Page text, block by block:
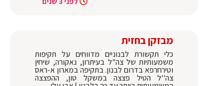
מבזקן בחזית
כלי תקשורת לבנוניים מדווחים על תקיפות
משמעותיות של צה"ל בעיתרון, נאקורה, שיחין
וטירחרפא בדרום לבנון. בתקיפה במארון א-ראס
צה''ל הטיל פצצה במשקל טון, ההפצצה